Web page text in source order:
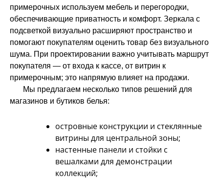
примерочных используем мебель и перегородки,
обеспечивающие приватность и комфорт. Зеркала с
подсветкой визуально расширяют пространство и
помогают покупателям оценить товар без визуального
шума. При проектировании важно учитывать маршрут
покупателя — от входа к кассе, от витрин к
примерочным; это напрямую влияет на продажи.
Мы предлагаем несколько типов решений для
магазинов и бутиков белья:
островные конструкции и стеклянные
витрины для центральной зоны;
настенные панели и стойки с
вешалками для демонстрации
коллекций;